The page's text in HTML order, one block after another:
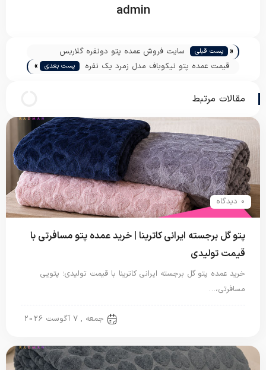
admin
« پست قبلی
سایت فروش عمده پتو دونفره گلاریس
قیمت عمده پتو نیکوباف مدل زمرد یک نفره
پست بعدی »
مقالات مرتبط
0 دیدگاه
پتو گل برجسته ایرانی کاترینا | خرید عمده پتو مسافرتی با
قیمت تولیدی
خرید عمده پتو گل برجسته ایرانی کاترینا با قیمت تولیدی؛ پتویی
مسافرتی،…
جمعه , 7 آگوست 2026